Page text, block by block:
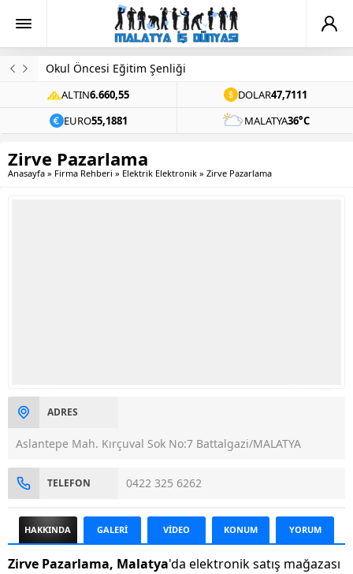
Okul Öncesi Eğitim Şenliği
ALTIN6.660,55 DOLAR47,7111
EURO55,1881 MALATYA36°C
Zirve Pazarlama
Anasayfa » Firma Rehberi » Elektrik Elektronik » Zirve Pazarlama
ADRES
Aslantepe Mah. Kırçuval Sok No:7 Battalgazi/MALATYA
TELEFON 0422 325 6262
HAKKINDA GALERİ VİDEO KONUM YORUM
Zirve Pazarlama, Malatya'da elektronik satış mağazası